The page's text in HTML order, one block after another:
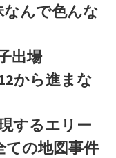
んで色んな
出場
から進まな
するエリー
ての地図事件